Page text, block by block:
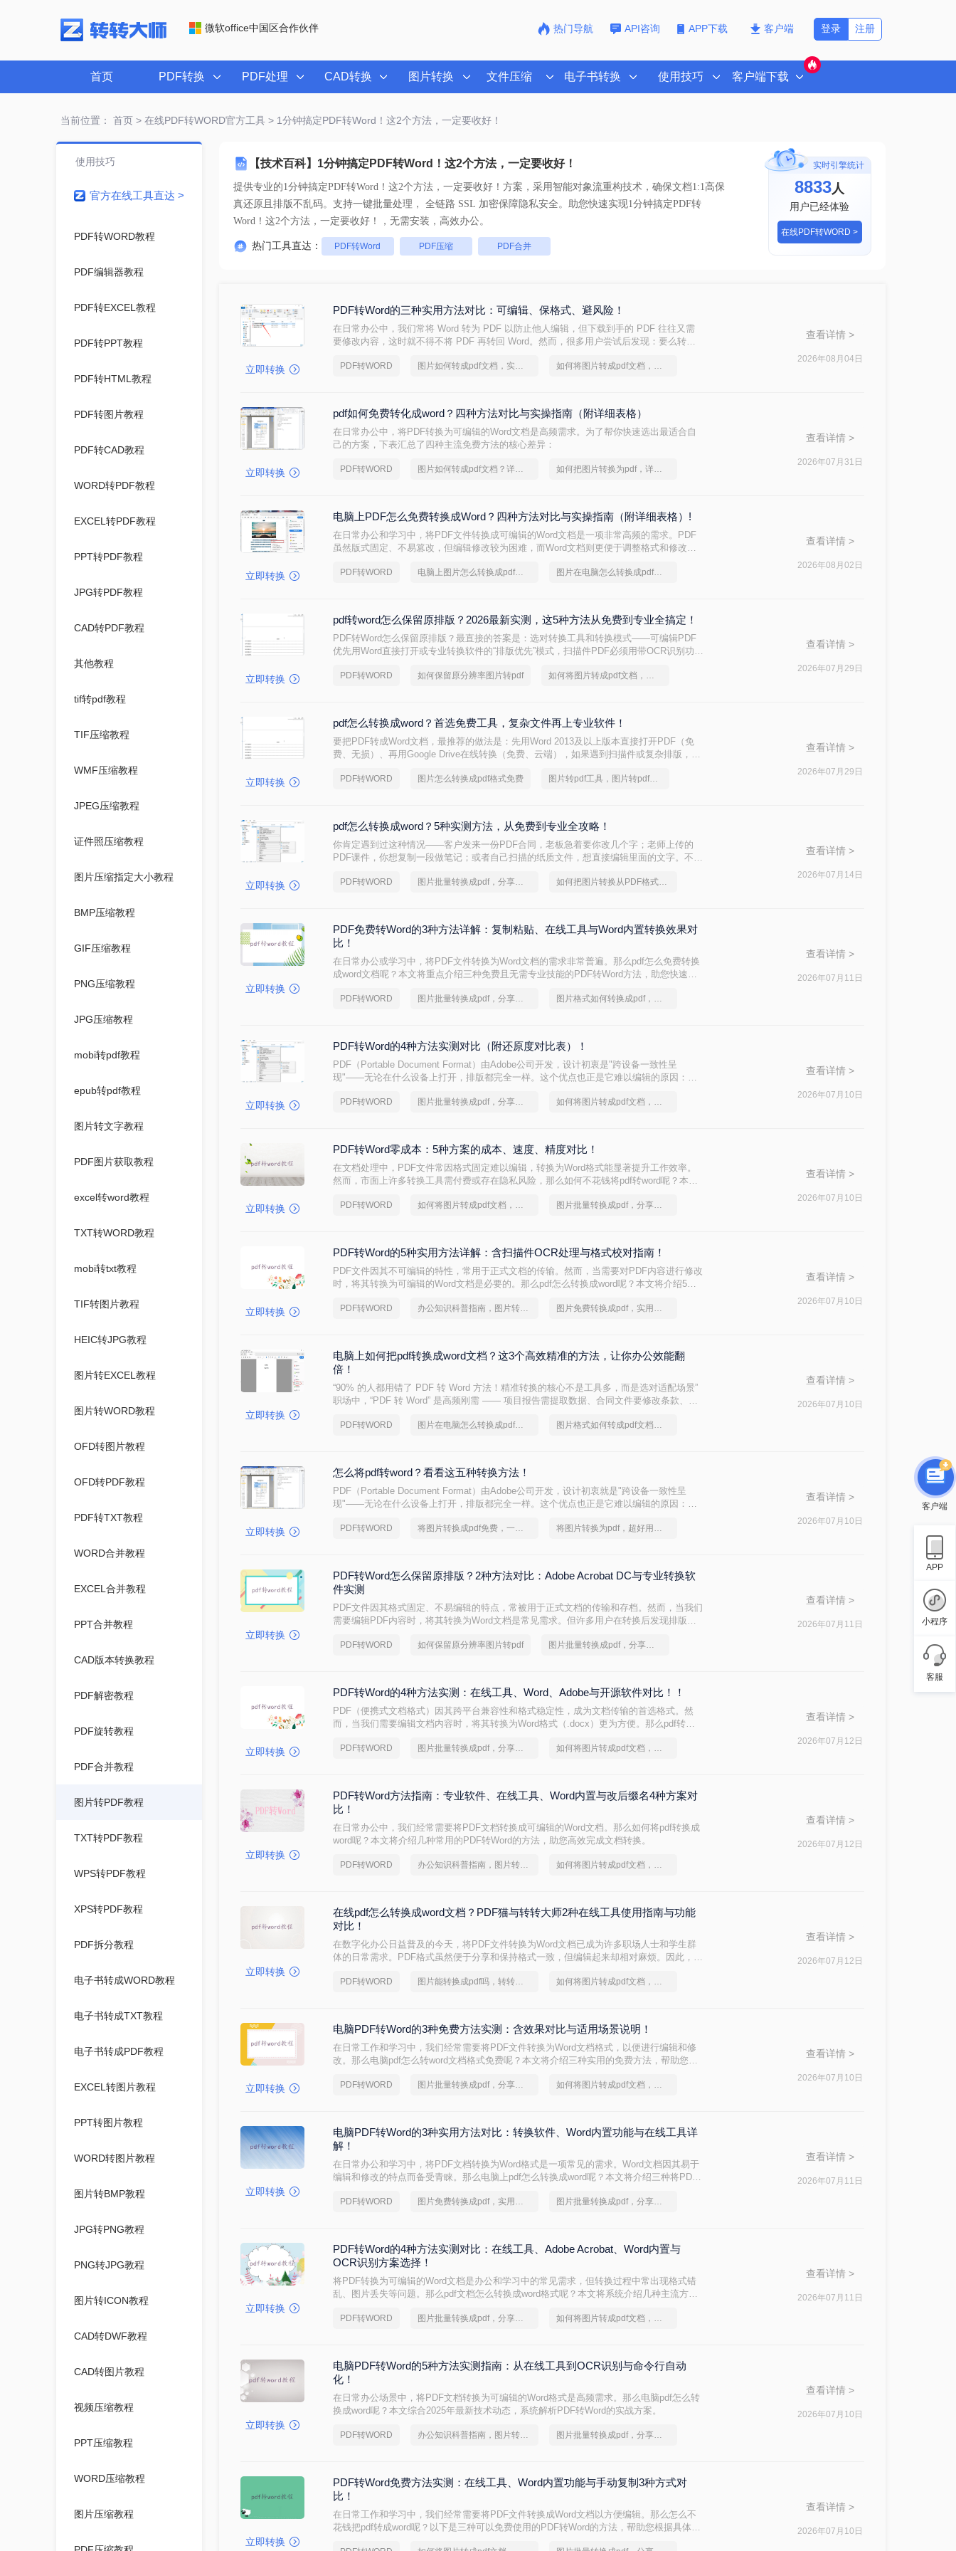
微软office中国区合作伙伴 热门导航 API咨询 APP下载 客户端 注册
登录
首页 PDF转换 PDF处理 CAD转换 图片转换 文件压缩 电子书转换 使用技巧 客户端下载
当前位置： 首页> 在线PDF转WORD官方工具> 1分钟搞定PDF转Word！这2个方法，一定要收好！
【技术百科】1分钟搞定PDF转Word！这2个方法，一定要收好！
提供专业的1分钟搞定PDF转Word！这2个方法，一定要收好！ 方案，采用智能对象流重构技术，确保文档1:1高保
真还原且排版不乱码。支持一键批量处理， 全链路 SSL 加密保障隐私安全。助您快速实现1分钟搞定PDF转
Word！这2个方法，一定要收好！
，无需安装，高效办公。
热门工具直达： PDF转Word PDF压缩 PDF合并
实时引擎统计
8833人
用户已经体验
在线PDF转WORD >
使用技巧
官方在线工具直达 >
PDF转WORD教程
PDF编辑器教程
PDF转EXCEL教程
PDF转PPT教程
PDF转HTML教程
PDF转图片教程
PDF转CAD教程
WORD转PDF教程
EXCEL转PDF教程
PPT转PDF教程
JPG转PDF教程
CAD转PDF教程
其他教程
tif转pdf教程
TIF压缩教程
WMF压缩教程
JPEG压缩教程
证件照压缩教程
图片压缩指定大小教程
BMP压缩教程
GIF压缩教程
PNG压缩教程
JPG压缩教程
mobi转pdf教程
epub转pdf教程
图片转文字教程
PDF图片获取教程
excel转word教程
TXT转WORD教程
mobi转txt教程
TIF转图片教程
HEIC转JPG教程
图片转EXCEL教程
图片转WORD教程
OFD转图片教程
OFD转PDF教程
PDF转TXT教程
WORD合并教程
EXCEL合并教程
PPT合并教程
CAD版本转换教程
PDF解密教程
PDF旋转教程
PDF合并教程
图片转PDF教程
TXT转PDF教程
WPS转PDF教程
XPS转PDF教程
PDF拆分教程
电子书转成WORD教程
电子书转成TXT教程
电子书转成PDF教程
EXCEL转图片教程
PPT转图片教程
WORD转图片教程
图片转BMP教程
JPG转PNG教程
PNG转JPG教程
图片转ICON教程
CAD转DWF教程
CAD转图片教程
视频压缩教程
PPT压缩教程
WORD压缩教程
图片压缩教程
立即转换
PDF转Word的三种实用方法对比：可编辑、保格式、避风险！
在日常办公中，我们常将 Word 转为 PDF 以防止他人编辑，但下载到手的 PDF 往往又需
要修改内容，这时就不得不将 PDF 再转回 Word。然而，很多用户尝试后发现：要么转换
转换质量、操作难度、文件安全、批量能力 四个维度，对比三种主流方法，帮助您快速选
PDF转WORD 图片如何转成pdf文档，实用方法不要错过 如何将图片转成pdf文档，实用的方法来了
查看详情 >
2026年08月04日
立即转换
pdf如何免费转化成word？四种方法对比与实操指南（附详细表格）
在日常办公中，将PDF转换为可编辑的Word文档是高频需求。为了帮你快速选出最适合自
己的方案，下表汇总了四种主流免费方法的核心差异：
PDF转WORD 图片如何转成pdf文档？详细方法教学 如何把图片转换为pdf，详细方法教学
查看详情 >
2026年07月31日
立即转换
电脑上PDF怎么免费转换成Word？四种方法对比与实操指南（附详细表格）!
在日常办公和学习中，将PDF文件转换成可编辑的Word文档是一项非常高频的需求。PDF
虽然版式固定、不易篡改，但编辑修改较为困难，而Word文档则更便于调整格式和修改内
PDF转WORD 电脑上图片怎么转换成pdf格式 图片在电脑怎么转换成pdf，简单高效的转换方法
查看详情 >
2026年08月02日
立即转换
pdf转word怎么保留原排版？2026最新实测，这5种方法从免费到专业全搞定！
PDF转Word怎么保留原排版？最直接的答案是：选对转换工具和转换模式——可编辑PDF
优先用Word直接打开或专业转换软件的“排版优先”模式，扫描件PDF必须用带OCR识别功能
则。
PDF转WORD 如何保留原分辨率图片转pdf 如何将图片转成pdf文档，分享一种简单的方法
查看详情 >
2026年07月29日
立即转换
pdf怎么转换成word？首选免费工具，复杂文件再上专业软件！
要把PDF转成Word文档，最推荐的做法是：先用Word 2013及以上版本直接打开PDF（免
费、无损）、再用Google Drive在线转换（免费、云端），如果遇到扫描件或复杂排版，最
PDF转WORD 图片怎么转换成pdf格式免费 图片转pdf工具，图片转pdf文件转换器
查看详情 >
2026年07月29日
立即转换
pdf怎么转换成word？5种实测方法，从免费到专业全攻略！
你肯定遇到过这种情况——客户发来一份PDF合同，老板急着要你改几个字；老师上传的
PDF课件，你想复制一段做笔记；或者自己扫描的纸质文件，想直接编辑里面的文字。不管
PDF转WORD 图片批量转换成pdf，分享一种简单的方法 如何把图片转换从PDF格式，很棒的转换方法
查看详情 >
2026年07月14日
立即转换
PDF免费转Word的3种方法详解：复制粘贴、在线工具与Word内置转换效果对
比！
在日常办公或学习中，将PDF文件转换为Word文档的需求非常普遍。那么pdf怎么免费转换
成word文档呢？本文将重点介绍三种免费且无需专业技能的PDF转Word方法，助您快速解
PDF转WORD 图片批量转换成pdf，分享一种简单的方法 图片格式如何转换成pdf，方法详解
查看详情 >
2026年07月11日
立即转换
PDF转Word的4种方法实测对比（附还原度对比表）！
PDF（Portable Document Format）由Adobe公司开发，设计初衷是"跨设备一致性呈
现"——无论在什么设备上打开，排版都完全一样。这个优点也正是它难以编辑的原因：
流动、自动换行。
PDF转WORD 图片批量转换成pdf，分享一种简单的方法 如何将图片转成pdf文档，分享一种简单的方法
查看详情 >
2026年07月10日
立即转换
PDF转Word零成本：5种方案的成本、速度、精度对比！
在文档处理中，PDF文件常因格式固定难以编辑，转换为Word格式能显著提升工作效率。
然而，市面上许多转换工具需付费或存在隐私风险，那么如何不花钱将pdf转word呢？本文
数据泄露。无需任何付费，即可实现高质量转换，告别格式错乱与隐私担忧！
PDF转WORD 如何将图片转成pdf文档，分享一种简单的方法 图片批量转换成pdf，分享一种简单的方法
查看详情 >
2026年07月10日
立即转换
PDF转Word的5种实用方法详解：含扫描件OCR处理与格式校对指南！
PDF文件因其不可编辑的特性，常用于正式文档的传输。然而，当需要对PDF内容进行修改
时，将其转换为可编辑的Word文档是必要的。那么pdf怎么转换成word呢？本文将介绍5种
PDF转WORD 办公知识科普指南，图片转pdf的操作方法 图片免费转换成pdf，实用的方法来了
查看详情 >
2026年07月10日
立即转换
电脑上如何把pdf转换成word文档？这3个高效精准的方法，让你办公效能翻
倍！
“90% 的人都用错了 PDF 转 Word 方法！精准转换的核心不是工具多，而是选对适配场景”
职场中，“PDF 转 Word” 是高频刚需 —— 项目报告需提取数据、合同文件要修改条款、学
PDF转WORD 图片在电脑怎么转换成pdf，简单高效的转换方法 图片格式如何转成pdf文档？简单高效的恢复方法
查看详情 >
2026年07月10日
立即转换
怎么将pdf转word？看看这五种转换方法！
PDF（Portable Document Format）由Adobe公司开发，设计初衷就是"跨设备一致性呈
现"——无论在什么设备上打开，排版都完全一样。这个优点也正是它难以编辑的原因：
流动、自动换行。
PDF转WORD 将图片转换成pdf免费，一定要看看 将图片转换为pdf，超好用的方法
查看详情 >
2026年07月10日
立即转换
PDF转Word怎么保留原排版？2种方法对比：Adobe Acrobat DC与专业转换软
件实测
PDF文件因其格式固定、不易编辑的特点，常被用于正式文档的传输和存档。然而，当我们
需要编辑PDF内容时，将其转换为Word文档是常见需求。但许多用户在转换后发现排版混
PDF转Word时尽可能保留原排版。
PDF转WORD 如何保留原分辨率图片转pdf 图片批量转换成pdf，分享一种简单的方法
查看详情 >
2026年07月11日
立即转换
PDF转Word的4种方法实测：在线工具、Word、Adobe与开源软件对比！！
PDF（便携式文档格式）因其跨平台兼容性和格式稳定性，成为文档传输的首选格式。然
而，当我们需要编辑文档内容时，将其转换为Word格式（.docx）更为方便。那么pdf转换
PDF转WORD 图片批量转换成pdf，分享一种简单的方法 如何将图片转成pdf文档，分享一种简单的方法
查看详情 >
2026年07月12日
立即转换
PDF转Word方法指南：专业软件、在线工具、Word内置与改后缀名4种方案对
比！
在日常办公中，我们经常需要将PDF文档转换成可编辑的Word文档。那么如何将pdf转换成
word呢？本文将介绍几种常用的PDF转Word的方法，助您高效完成文档转换。
PDF转WORD 办公知识科普指南，图片转pdf的操作方法 如何将图片转成pdf文档，分享一种简单的方法
查看详情 >
2026年07月12日
立即转换
在线pdf怎么转换成word文档？PDF猫与转转大师2种在线工具使用指南与功能
对比！
在数字化办公日益普及的今天，将PDF文件转换为Word文档已成为许多职场人士和学生群
体的日常需求。PDF格式虽然便于分享和保持格式一致，但编辑起来却相对麻烦。因此，找
文将介绍两种在线将PDF转换成Word文档的方法。
PDF转WORD 图片能转换成pdf吗，转转大师帮你解决 如何将图片转成pdf文档，转转大师帮你解决
查看详情 >
2026年07月12日
立即转换
电脑PDF转Word的3种免费方法实测：含效果对比与适用场景说明！
在日常工作和学习中，我们经常需要将PDF文件转换为Word文档格式，以便进行编辑和修
改。那么电脑pdf怎么转word文档格式免费呢？本文将介绍三种实用的免费方法，帮助您轻
PDF转WORD 图片批量转换成pdf，分享一种简单的方法 如何将图片转成pdf文档，分享一种简单的方法
查看详情 >
2026年07月10日
立即转换
电脑PDF转Word的3种实用方法对比：转换软件、Word内置功能与在线工具详
解！
在日常办公和学习中，将PDF文档转换为Word格式是一项常见的需求。Word文档因其易于
编辑和修改的特点而备受青睐。那么电脑上pdf怎么转换成word呢？本文将介绍三种将PDF
PDF转WORD 图片免费转换成pdf，实用的方法来了 图片批量转换成pdf，分享一种简单的方法
查看详情 >
2026年07月11日
立即转换
PDF转Word的4种方法实测对比：在线工具、Adobe Acrobat、Word内置与
OCR识别方案选择！
将PDF转换为可编辑的Word文档是办公和学习中的常见需求，但转换过程中常出现格式错
乱、图片丢失等问题。那么pdf文档怎么转换成word格式呢？本文将系统介绍几种主流方
PDF转WORD 图片批量转换成pdf，分享一种简单的方法 如何将图片转成pdf文档，分享一种简单的方法
查看详情 >
2026年07月11日
立即转换
电脑PDF转Word的5种方法实测指南：从在线工具到OCR识别与命令行自动
化！
在日常办公场景中，将PDF文档转换为可编辑的Word格式是高频需求。那么电脑pdf怎么转
换成word呢？本文综合2025年最新技术动态，系统解析PDF转Word的实战方案。
PDF转WORD 办公知识科普指南，图片转pdf的操作方法 图片批量转换成pdf，分享一种简单的方法
查看详情 >
2026年07月10日
立即转换
PDF转Word免费方法实测：在线工具、Word内置功能与手动复制3种方式对
比！
在日常工作和学习中，我们经常需要将PDF文件转换成Word文档以方便编辑。那么怎么不
花钱把pdf转成word呢？以下是三种可以免费使用的PDF转Word的方法，帮助您根据具体需
查看详情 >
2026年07月10日
客户端
APP
小程序
客服